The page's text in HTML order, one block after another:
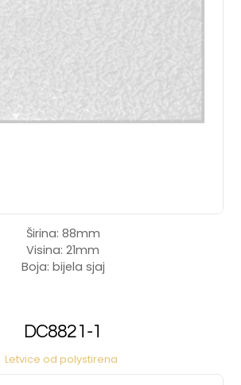
Širina: 88mm
Visina: 21mm
Boja: bijela sjaj
DC8821-1
Letvice od polystirena